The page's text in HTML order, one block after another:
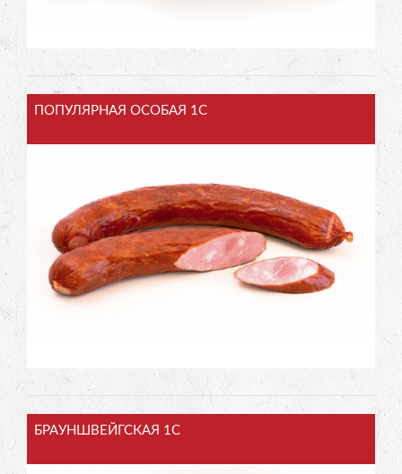
ПОПУЛЯРНАЯ ОСОБАЯ 1С
БРАУНШВЕЙГСКАЯ 1С